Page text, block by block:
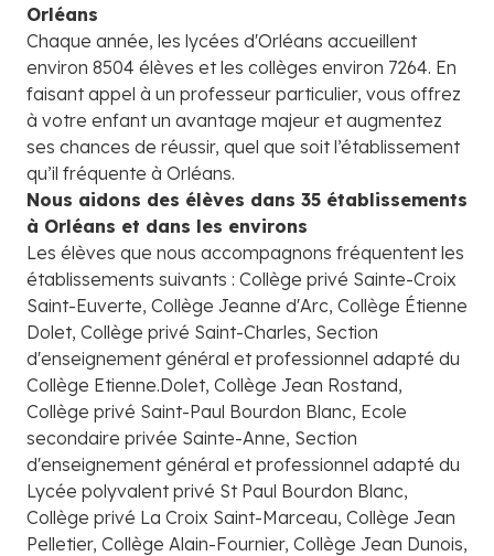
Orléans
Chaque année, les lycées d'Orléans accueillent
environ 8504 élèves et les collèges environ 7264. En
faisant appel à un professeur particulier, vous offrez
à votre enfant un avantage majeur et augmentez
ses chances de réussir, quel que soit l’établissement
qu’il fréquente à Orléans.
Nous aidons des élèves dans 35 établissements
à Orléans et dans les environs
Les élèves que nous accompagnons fréquentent les
établissements suivants : Collège privé Sainte-Croix
Saint-Euverte, Collège Jeanne d'Arc, Collège Étienne
Dolet, Collège privé Saint-Charles, Section
d'enseignement général et professionnel adapté du
Collège Etienne.Dolet, Collège Jean Rostand,
Collège privé Saint-Paul Bourdon Blanc, Ecole
secondaire privée Sainte-Anne, Section
d'enseignement général et professionnel adapté du
Lycée polyvalent privé St Paul Bourdon Blanc,
Collège privé La Croix Saint-Marceau, Collège Jean
Pelletier, Collège Alain-Fournier, Collège Jean Dunois,